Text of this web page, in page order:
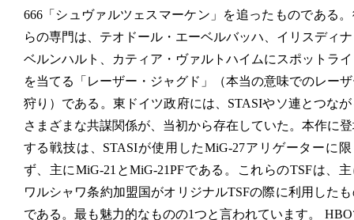
666「シュヴァルツェスマーケン」を追ったものである
らの専門は、テオドール・エーベルバッハ、イリスディ
ベルンハルト、カティア・ヴァルトハイムにスポットラ
を当てる「レーザー・ジャグド」（本当の意味でのレー
狩り）である。東ドイツ政府には、STASIやソ連とつな
さまざまな共謀関係が、当初から存在していた。本作に
する戦技は、STASIが使用したMiG-27アリゲーターに限
ず、主にMiG-21とMiG-21PFである。これらのTSFは、
ワルシャワ条約加盟国がオリジナルTSFの際に利用した
である。最も魅力的なものの1つと言われています。